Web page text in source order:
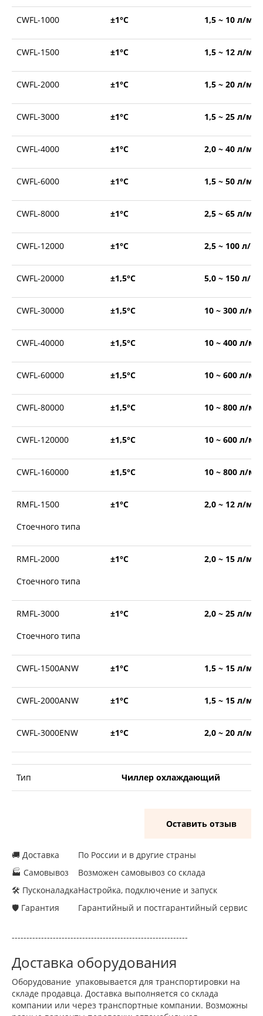
CWFL-1000 ±1°С 1,5 ~ 10 л/
CWFL-1500 ±1°С 1,5 ~ 12 л/
CWFL-2000 ±1°С 1,5 ~ 20 л/
CWFL-3000 ±1°С 1,5 ~ 25 л/
CWFL-4000 ±1°С 2,0 ~ 40 л/
CWFL-6000 ±1°С 1,5 ~ 50 л/
CWFL-8000 ±1°С 2,5 ~ 65 л/
CWFL-12000 ±1°С 2,5 ~ 100 л/
CWFL-20000 ±1,5°С 5,0 ~ 150 л/
CWFL-30000 ±1,5°С 10 ~ 300 л/
CWFL-40000 ±1,5°С 10 ~ 400 л/
CWFL-60000 ±1,5°С 10 ~ 600 л/
CWFL-80000 ±1,5°С 10 ~ 800 л/
CWFL-120000 ±1,5°С 10 ~ 600 л/
CWFL-160000 ±1,5°С 10 ~ 800 л/
RMFL-1500
Стоечного типа
±1°С 2,0 ~ 12 л/
RMFL-2000
Стоечного типа
±1°С 2,0 ~ 15 л/
RMFL-3000
Стоечного типа
±1°С 2,0 ~ 25 л/
CWFL-1500ANW ±1°С 1,5 ~ 15 л/
CWFL-2000ANW ±1°С 1,5 ~ 15 л/
CWFL-3000ENW ±1°С 2,0 ~ 20 л/
Тип Чиллер охлаждающий
Оставить отзыв
🚚 Доставка
🏭 Самовывоз
🛠 Пусконаладка
🛡 Гарантия
По России и в другие страны
Возможен самовывоз со склада
Настройка, подключение и запуск
Гарантийный и постгарантийный сервис
------------------------------------------------------------
Доставка оборудования
Оборудование упаковывается для транспортировки на
складе продавца. Доставка выполняется со склада
компании или через транспортные компании. Возможны